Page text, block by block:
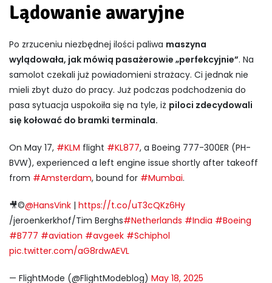
Lądowanie awaryjne
Po zrzuceniu niezbędnej ilości paliwa maszyna
wylądowała, jak mówią pasażerowie „perfekcyjnie”. Na
samolot czekali już powiadomieni strażacy. Ci jednak nie
mieli zbyt dużo do pracy. Już podczas podchodzenia do
pasa sytuacja uspokoiła się na tyle, iż piloci zdecydowali
się kołować do bramki terminala.
On May 17, #KLM flight #KL877, a Boeing 777-300ER (PH-
BVW), experienced a left engine issue shortly after takeoff
from #Amsterdam, bound for #Mumbai.
🎥©️@HansVink | https://t.co/uT3cQKz6Hy
/jeroenkerkhof/Tim Berghs#Netherlands #India #Boeing
#B777 #aviation #avgeek #Schiphol
pic.twitter.com/aG8rdwAEVL
— FlightMode (@FlightModeblog) May 18, 2025